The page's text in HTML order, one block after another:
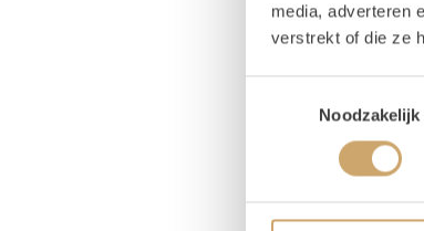
media, adverteren
verstrekt of die ze
Noodzakelijk